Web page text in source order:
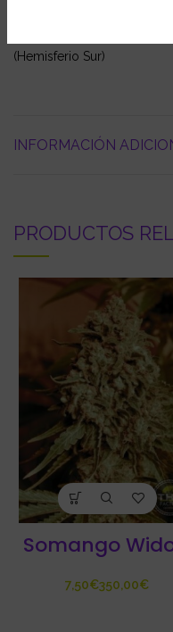
(Hemisferio Sur)
INFORMACIÓN
PRODUCTOS
Somango
€ €